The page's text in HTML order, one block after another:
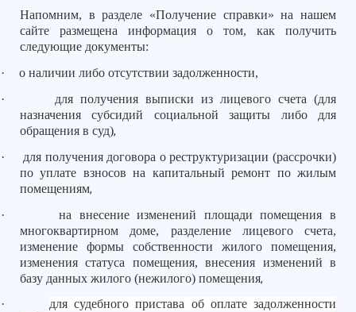
Напомним, в разделе «Получение справки» на нашем
сайте размещена информация о том, как получить
следующие документы:
·
о наличии либо отсутствии задолженности,
·
для получения выписки из лицевого счета (для
назначения субсидий социальной защиты либо для
обращения в суд),
·
для получения договора о реструктуризации (рассрочки)
по уплате взносов на капитальный ремонт по жилым
помещениям,
·
на внесение изменений площади помещения в
многоквартирном доме, разделение лицевого счета,
изменение формы собственности жилого помещения,
изменения статуса помещения, внесения изменений в
базу данных жилого (нежилого) помещения,
·
для судебного пристава об оплате задолженности